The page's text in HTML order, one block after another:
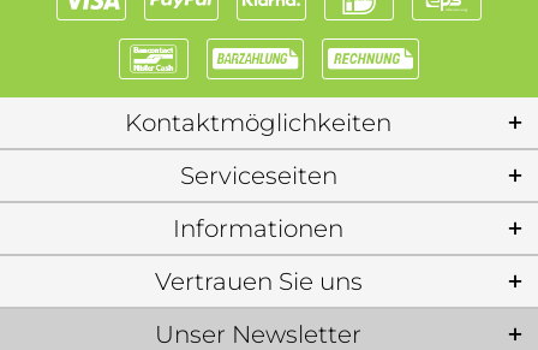
Kontaktmöglichkeiten
Serviceseiten
Informationen
Unser Newsletter
Vertrauen Sie uns